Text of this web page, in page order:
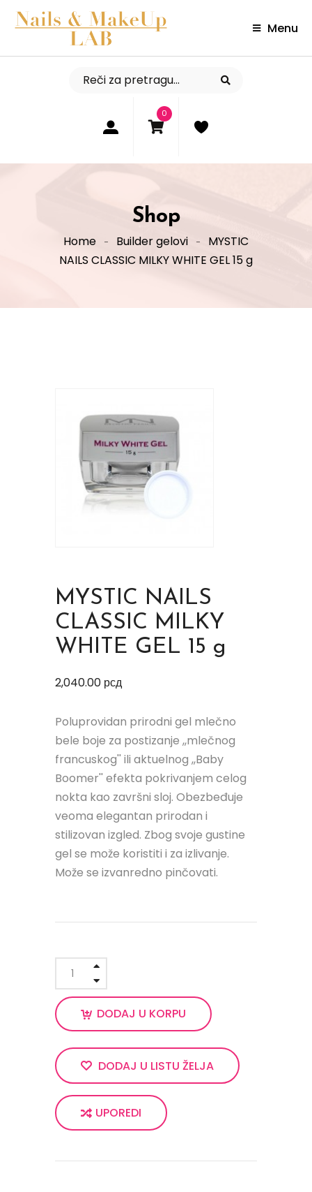
Menu
0
Shop
Home Builder gelovi
MYSTIC
NAILS CLASSIC MILKY WHITE GEL 15 g
MYSTIC NAILS
CLASSIC MILKY
WHITE GEL 15 g
2,040.00 рсд
Poluprovidan prirodni gel mlečno
bele boje za postizanje ,,mlečnog
francuskog'' ili aktuelnog ,,Baby
Boomer'' efekta pokrivanjem celog
nokta kao završni sloj. Obezbeđuje
veoma elegantan prirodan i
stilizovan izgled. Zbog svoje gustine
gel se može koristiti i za izlivanje.
Može se izvanredno pinčovati.
DODAJ U KORPU
DODAJ U LISTU ŽELJA
UPOREDI